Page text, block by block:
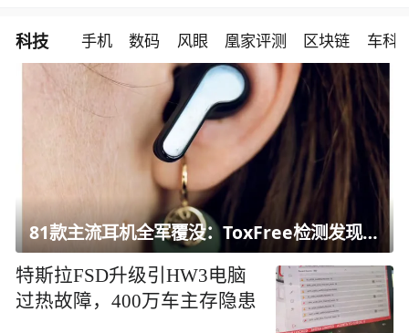
科技 手机 数码 风眼 凰家评测 区块链 车科
81款主流耳机全军覆没：ToxFree检测发现均含对人体有害化学物质
特斯拉FSD升级引HW3电脑
过热故障，400万车主存隐患